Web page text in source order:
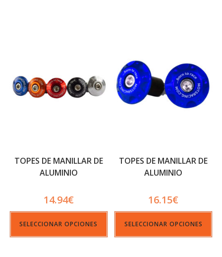
TOPES DE MANILLAR DE
ALUMINIO
14.94€
SELECCIONAR OPCIONES
TOPES DE MANILLAR DE
ALUMINIO
16.15€
SELECCIONAR OPCIONES